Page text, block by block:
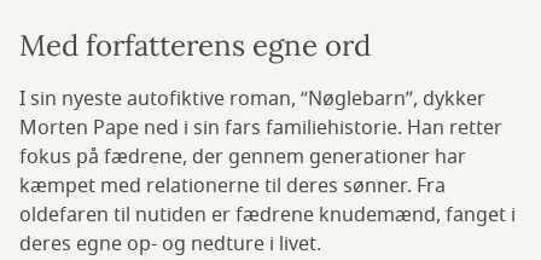
Med forfatterens egne ord
I sin nyeste autofiktive roman, “Nøglebarn”, dykker
Morten Pape ned i sin fars familiehistorie. Han retter
fokus på fædrene, der gennem generationer har
kæmpet med relationerne til deres sønner. Fra
oldefaren til nutiden er fædrene knudemænd, fanget i
deres egne op- og nedture i livet.